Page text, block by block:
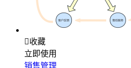
收藏
立即使用
销售管理